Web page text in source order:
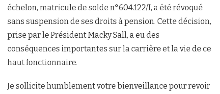
échelon, matricule de solde n°604.122/I, a été révoqué
sans suspension de ses droits à pension. Cette décision,
prise par le Président Macky Sall, a eu des
conséquences importantes sur la carrière et la vie de ce
haut fonctionnaire.
Je sollicite humblement votre bienveillance pour revoir